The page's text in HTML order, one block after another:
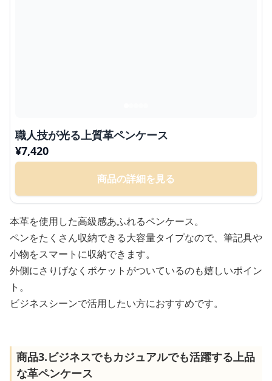
職人技が光る上質革ペンケース
¥7,420
商品の詳細を見る
本革を使用した高級感あふれるペンケース。
ペンをたくさん収納できる大容量タイプなので、筆記具や
小物をスマートに収納できます。
外側にさりげなくポケットがついているのも嬉しいポイン
ト。
ビジネスシーンで活用したい方におすすめです。
商品3.ビジネスでもカジュアルでも活躍する上品
な革ペンケース